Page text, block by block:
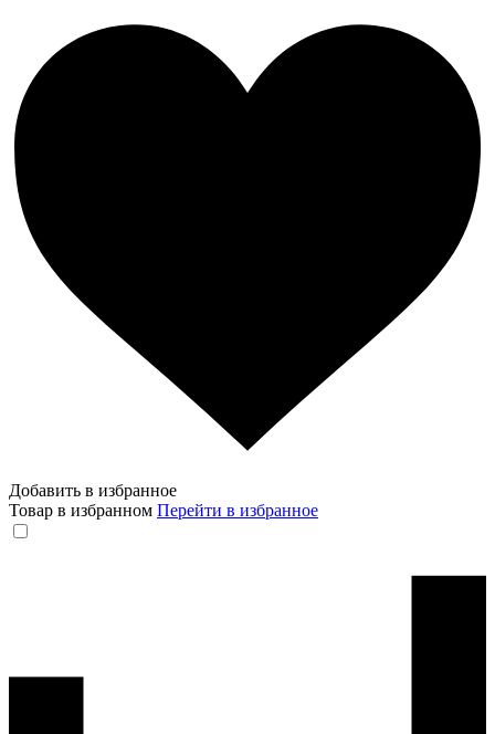
Добавить в избранное
Товар в избранном Перейти в избранное